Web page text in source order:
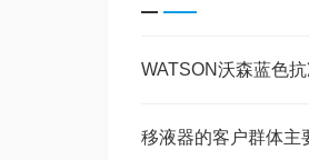
移液器的客户群体主